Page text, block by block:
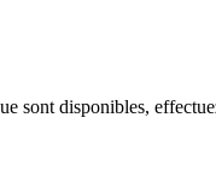
sont disponibles,